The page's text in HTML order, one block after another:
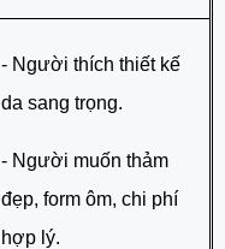
- Người thích thiết kế
da sang trọng.
- Người muốn thảm
đẹp, form ôm, chi phí
hợp lý.